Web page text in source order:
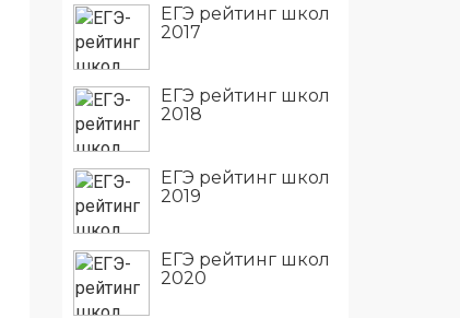
ЕГЭ рейтинг школ
2017
ЕГЭ рейтинг школ
2018
ЕГЭ рейтинг школ
2019
ЕГЭ рейтинг школ
2020